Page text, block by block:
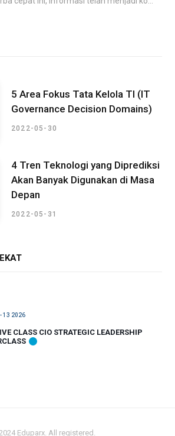
5 Area Fokus Tata Kelola TI (IT
Governance Decision Domains)
2022-05-30
4 Tren Teknologi yang Diprediksi
Akan Banyak Digunakan di Masa
Depan
2022-05-31
13 2026
CLASS CIO STRATEGIC LEADERSHIP
Eduparx. All registered.